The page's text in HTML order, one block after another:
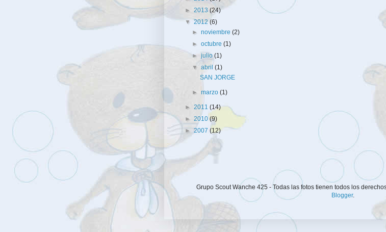
► 2013 (24)
▼2012 (6)
►noviembre(2)
►octubre(1)
►julio(1)
▼abril(1)
SAN JORGE
►marzo(1)
► 2011 (14)
► 2010 (9)
► 2007 (12)
Grupo Scout Wanche 425 - Todas las fotos tienen todos los
Blogger.